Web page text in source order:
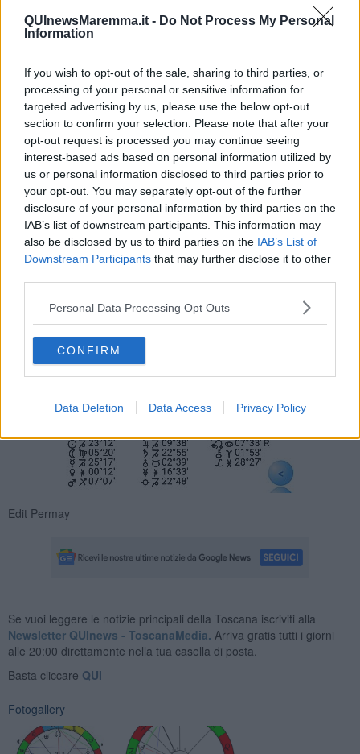
QUInewsMaremma.it - Do Not Process My Personal
Information
If you wish to opt-out of the sale, sharing to third parties, or
processing of your personal or sensitive information for
targeted advertising by us, please use the below opt-out
section to confirm your selection. Please note that after your
opt-out request is processed you may continue seeing
interest-based ads based on personal information utilized by
us or personal information disclosed to third parties prior to
your opt-out. You may separately opt-out of the further
disclosure of your personal information by third parties on the
IAB’s list of downstream participants. This information may
also be disclosed by us to third parties on the IAB’s List of
Downstream Participants that may further disclose it to other
Personal Data Processing Opt Outs
CONFIRM
Data Deletion Data Access Privacy Policy
Nelle foto il cielo della domanda e il cielo del transito sul cielo del
nuovo anno a Wuhan)
Un ulteriore conferma sulla data del 17 marzo ci da anche il transito
della Luna nel segno del Capricorno che formerà un esatto trigono
con Venere in Toro poco dopo a mezzanotte tra il 17 e il 18 marzo,
alle ore 1.30.
Edit Permay
Se vuoi leggere le notizie principali della Toscana iscriviti alla
Newsletter QUInews - ToscanaMedia. Arriva gratis tutti i giorni
alle 20:00 direttamente nella tua casella di posta.
Basta cliccare QUI
Fotogallery